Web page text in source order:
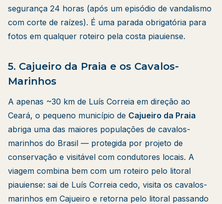
segurança 24 horas (após um episódio de vandalismo
com corte de raízes). É uma parada obrigatória para
fotos em qualquer roteiro pela costa piauiense.
5. Cajueiro da Praia e os Cavalos-
Marinhos
A apenas ~30 km de Luís Correia em direção ao
Ceará, o pequeno município de Cajueiro da Praia
abriga uma das maiores populações de cavalos-
marinhos do Brasil — protegida por projeto de
conservação e visitável com condutores locais. A
viagem combina bem com um roteiro pelo litoral
piauiense: sai de Luís Correia cedo, visita os cavalos-
marinhos em Cajueiro e retorna pelo litoral passando